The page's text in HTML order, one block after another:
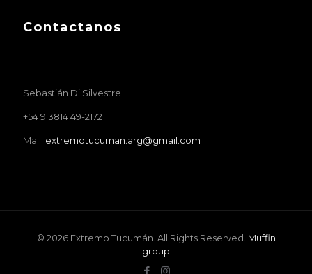
Contactanos
Sebastián Di Silvestre
+54 9 3814 49-2172
Mail: extremotucuman.arg@gmail.com
© 2026 Extremo Tucumán. All Rights Reserved. Muffin
group